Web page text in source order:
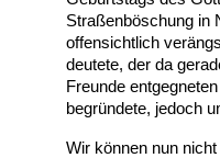
Straßenböschung in
offensichtlich
deutete, der da
Freunde
begründete, jedoch
Wir können nun